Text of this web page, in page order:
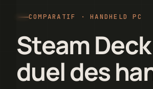
COMPARATIF · HANDHELD PC
Steam Deck
duel des